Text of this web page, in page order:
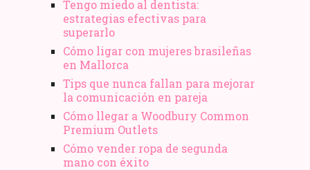
Tengo miedo al dentista:
estrategias efectivas para
superarlo
Cómo ligar con mujeres brasileñas
en Mallorca
Tips que nunca fallan para mejorar
la comunicación en pareja
Cómo llegar a Woodbury Common
Premium Outlets
Cómo vender ropa de segunda
mano​ con éxito